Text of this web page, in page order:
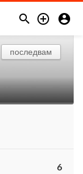
  
последвам
6